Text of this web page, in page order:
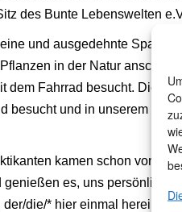
des Bunte Lebenswelten
und ausgedehnte
in der Natur
dem Fahrrad besucht.
besucht und in unserem
kamen schon von
genießen es, uns persönlich
die/* hier einmal